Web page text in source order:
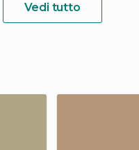
Vedi tutto